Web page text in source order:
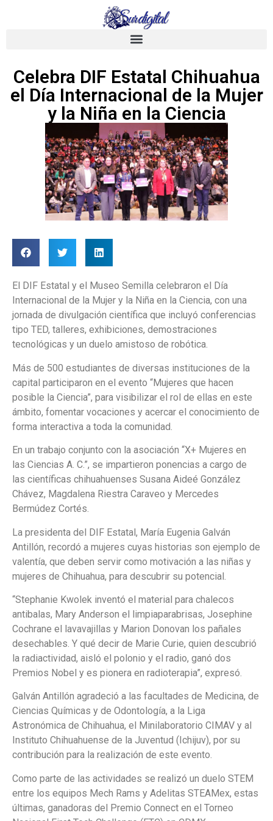
Celebra DIF Estatal Chihuahua
el Día Internacional de la Mujer
y la Niña en la Ciencia
El DIF Estatal y el Museo Semilla celebraron el Día
Internacional de la Mujer y la Niña en la Ciencia, con una
jornada de divulgación científica que incluyó conferencias
tipo TED, talleres, exhibiciones, demostraciones
tecnológicas y un duelo amistoso de robótica.
Más de 500 estudiantes de diversas instituciones de la
capital participaron en el evento “Mujeres que hacen
posible la Ciencia”, para visibilizar el rol de ellas en este
ámbito, fomentar vocaciones y acercar el conocimiento de
forma interactiva a toda la comunidad.
En un trabajo conjunto con la asociación “X+ Mujeres en
las Ciencias A. C.”, se impartieron ponencias a cargo de
las científicas chihuahuenses Susana Aideé González
Chávez, Magdalena Riestra Caraveo y Mercedes
Bermúdez Cortés.
La presidenta del DIF Estatal, María Eugenia Galván
Antillón, recordó a mujeres cuyas historias son ejemplo de
valentía, que deben servir como motivación a las niñas y
mujeres de Chihuahua, para descubrir su potencial.
“Stephanie Kwolek inventó el material para chalecos
antibalas, Mary Anderson el limpiaparabrisas, Josephine
Cochrane el lavavajillas y Marion Donovan los pañales
desechables. Y qué decir de Marie Curie, quien descubrió
la radiactividad, aisló el polonio y el radio, ganó dos
Premios Nobel y es pionera en radioterapia”, expresó.
Galván Antillón agradeció a las facultades de Medicina, de
Ciencias Químicas y de Odontología, a la Liga
Astronómica de Chihuahua, el Minilaboratorio CIMAV y al
Instituto Chihuahuense de la Juventud (Ichijuv), por su
contribución para la realización de este evento.
Como parte de las actividades se realizó un duelo STEM
entre los equipos Mech Rams y Adelitas STEAMex, estas
últimas, ganadoras del Premio Connect en el Torneo